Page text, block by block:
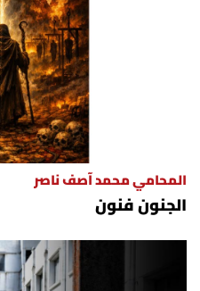
المحامي محمد آصف ناصر
الجنون فنون